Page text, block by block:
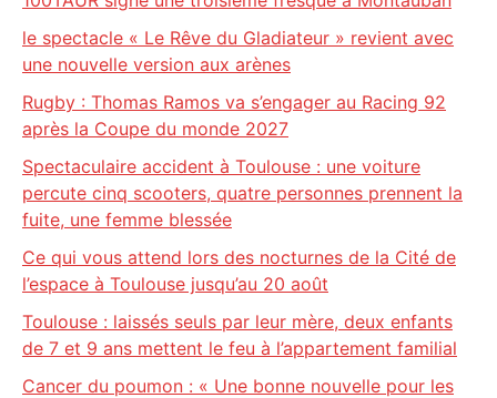
le spectacle « Le Rêve du Gladiateur » revient avec
une nouvelle version aux arènes
Rugby : Thomas Ramos va s’engager au Racing 92
après la Coupe du monde 2027
Spectaculaire accident à Toulouse : une voiture
percute cinq scooters, quatre personnes prennent la
fuite, une femme blessée
Ce qui vous attend lors des nocturnes de la Cité de
l’espace à Toulouse jusqu’au 20 août
Toulouse : laissés seuls par leur mère, deux enfants
de 7 et 9 ans mettent le feu à l’appartement familial
Cancer du poumon : « Une bonne nouvelle pour les